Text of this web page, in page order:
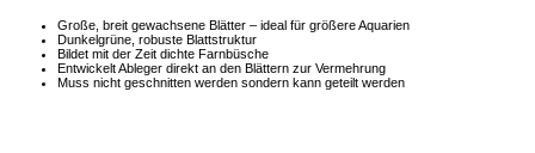
Große, breit gewachsene Blätter – ideal für größere Aquarien
Dunkelgrüne, robuste Blattstruktur
Bildet mit der Zeit dichte Farnbüsche
Entwickelt Ableger direkt an den Blättern zur Vermehrung
Muss nicht geschnitten werden sondern kann geteilt werden